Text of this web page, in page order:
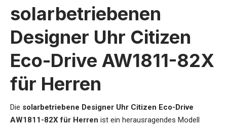
solarbetriebenen
Designer Uhr Citizen
Eco-Drive AW1811-82X
für Herren
Die solarbetriebene Designer Uhr Citizen Eco-Drive
AW1811-82X für Herren ist ein herausragendes Modell